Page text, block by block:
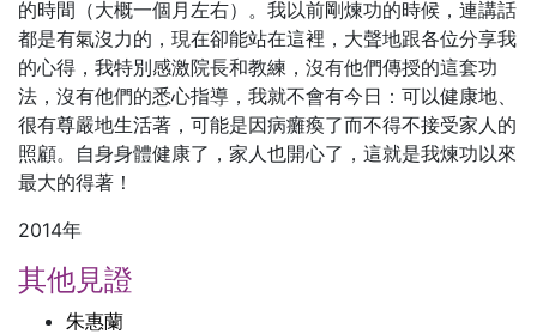
的時間（大概一個月左右）。我以前剛煉功的時候，連講話
都是有氣沒力的，現在卻能站在這裡，大聲地跟各位分享我
的心得，我特別感激院長和教練，沒有他們傳授的這套功
法，沒有他們的悉心指導，我就不會有今日：可以健康地、
很有尊嚴地生活著，可能是因病癱瘓了而不得不接受家人的
照顧。自身身體健康了，家人也開心了，這就是我煉功以來
最大的得著！
2014年
其他見證
朱惠蘭